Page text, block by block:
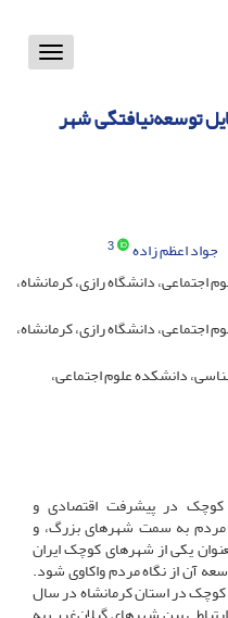
Toggle
توسعه‌نیافتگی شهر
جواد اعظم زاده
3
اجتماعی، دانشگاه رازی، کرمانشاه،
اجتماعی، دانشگاه رازی، کرمانشاه،
دانشکده علوم اجتماعی،
در پیشرفت اقتصادی و
مردم به سمت شهرهای بزرگ، و
یکی از شهرهای کوچک ایران
آن از نگاه مردم واکاوی شود.
در استان کرمانشاه در سال